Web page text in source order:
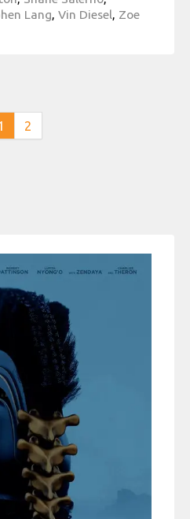
Lang, Vin Diesel, Zoe
2